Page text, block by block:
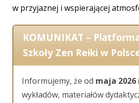
w przyjaznej i wspierającej
KOMUNIKAT –
Szkoły Zen Reiki w
Informujemy, że od maja 2026
wykładów, materiałów